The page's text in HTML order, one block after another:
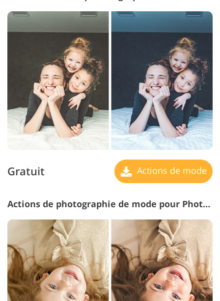
Gratuit Actions de mode
Actions de photographie de mode pour Photoshop #10 "Matte Effect"